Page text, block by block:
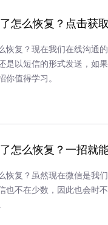
怎么恢复？点击获
恢复？现在我们在线沟通
是以短信的形式发送，如
你值得学习。
怎么恢复？一招就
恢复？虽然现在微信是我
也不在少数，因此也会时